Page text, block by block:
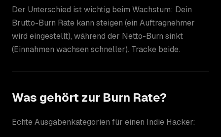
Der Unterschied ist wichtig beim Wachstum: Dein
Brutto-Burn Rate kann steigen (ein Auftragnehmer
wird eingestellt), während der Netto-Burn sinkt
(Einnahmen wachsen schneller). Tracke beide.
Was gehört zur Burn Rate?
Echte Ausgabenkategorien für einen Indie Hacker: